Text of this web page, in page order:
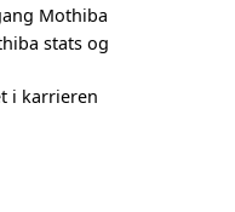
Mothiba
stats og
i karrieren